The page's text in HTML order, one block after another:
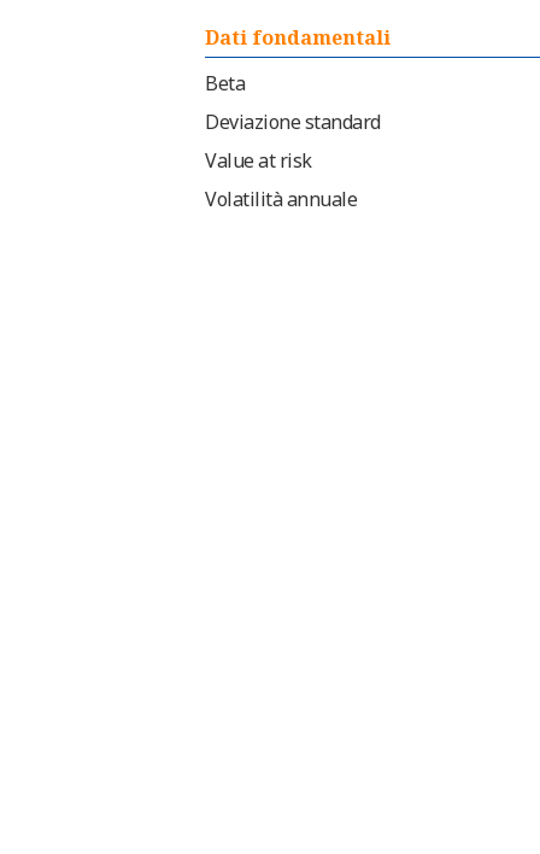
Dati fondamentali
Beta
Deviazione standard
Value at risk
Volatilità annuale